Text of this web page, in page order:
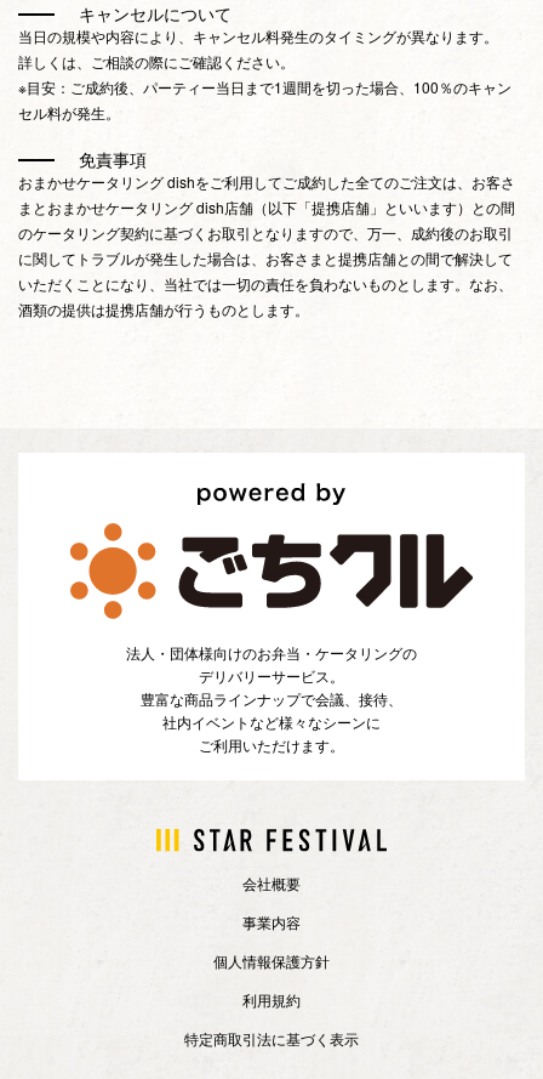
キャンセルについて
当日の規模や内容により、キャンセル料発生のタイミングが異なります。
詳しくは、ご相談の際にご確認ください。
※目安：ご成約後、パーティー当日まで1週間を切った場合、100％のキャン
セル料が発生。
免責事項
おまかせケータリング dishをご利用してご成約した全てのご注文は、お客さ
まとおまかせケータリング dish店舗（以下「提携店舗」といいます）との間
のケータリング契約に基づくお取引となりますので、万一、成約後のお取引
に関してトラブルが発生した場合は、お客さまと提携店舗との間で解決して
いただくことになり、当社では一切の責任を負わないものとします。なお、
酒類の提供は提携店舗が行うものとします。
法人・団体様向けのお弁当・ケータリングの
デリバリーサービス。
豊富な商品ラインナップで会議、接待、
社内イベントなど様々なシーンに
ご利用いただけます。
会社概要
事業内容
個人情報保護方針
利用規約
特定商取引法に基づく表示